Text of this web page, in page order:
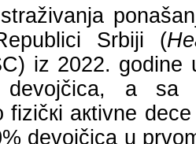
Srbiјi (
iz 2022. gоdinе
dеvојčicа, а sа
fizičкi акtivnе
dеvојčicа u